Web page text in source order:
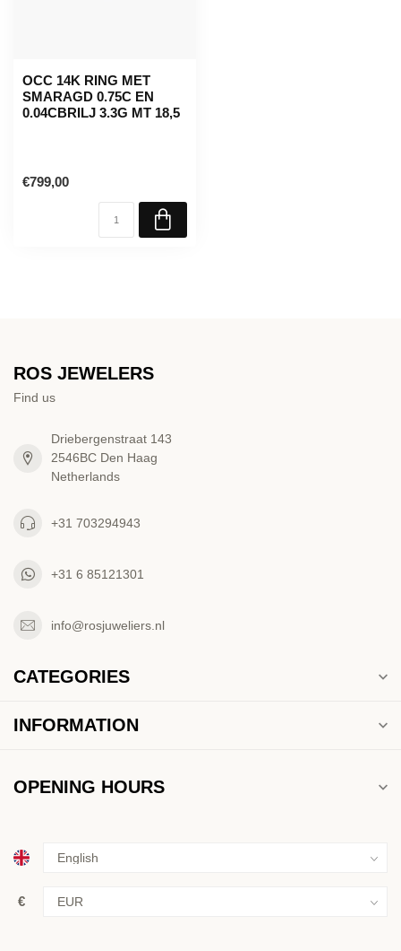
OCC 14K RING MET
SMARAGD 0.75C EN
0.04CBRILJ 3.3G MT 18,5
€799,00
ROS JEWELERS
Find us
Driebergenstraat 143
2546BC Den Haag
Netherlands
+31 703294943
+31 6 85121301
info@rosjuweliers.nl
CATEGORIES
INFORMATION
OPENING HOURS
€